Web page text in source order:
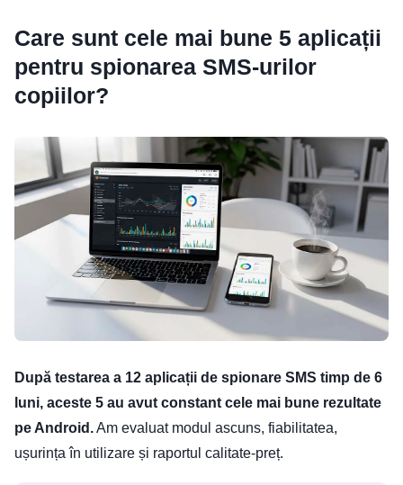
Care sunt cele mai bune 5 aplicații
pentru spionarea SMS-urilor
copiilor?
După testarea a 12 aplicații de spionare SMS timp de 6
luni, aceste 5 au avut constant cele mai bune rezultate
pe Android.Am evaluat modul ascuns, fiabilitatea,
ușurința în utilizare și raportul calitate-preț.